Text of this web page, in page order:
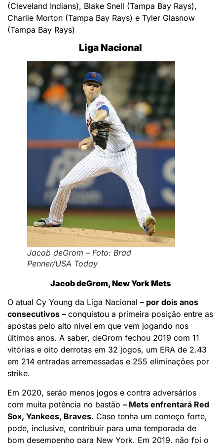
(Cleveland Indians), Blake Snell (Tampa Bay Rays),
Charlie Morton (Tampa Bay Rays) e Tyler Glasnow
(Tampa Bay Rays)
Liga Nacional
Jacob deGrom – Foto: Brad
Penner/USA Today
Jacob deGrom, New York Mets
O atual Cy Young da Liga Nacional – por dois anos
consecutivos – conquistou a primeira posição entre as
apostas pelo alto nível em que vem jogando nos
últimos anos. A saber, deGrom fechou 2019 com 11
vitórias e oito derrotas em 32 jogos, um ERA de 2.43
em 214 entradas arremessadas e 255 eliminações por
strike.
Em 2020, serão menos jogos e contra adversários
com muita potência no bastão – Mets enfrentará Red
Sox, Yankees, Braves. Caso tenha um começo forte,
pode, inclusive, contribuir para uma temporada de
bom desempenho para New York. Em 2019, não foi o